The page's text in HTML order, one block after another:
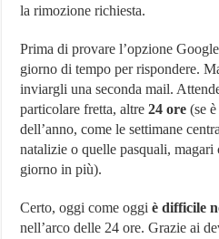
la rimozione richiesta.
Prima di provare l’opzione
giorno di tempo per rispondere.
inviargli una seconda mail.
particolare fretta, altre 24 ore (se
dell’anno, come le settimane
natalizie o quelle pasquali,
giorno in più).
Certo, oggi come oggi è difficile
nell’arco delle 24 ore. Grazie ai